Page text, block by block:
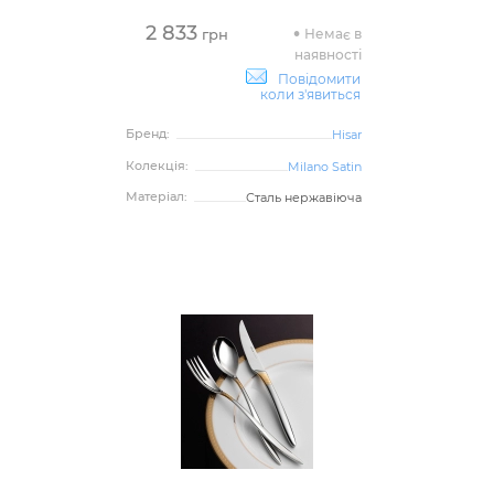
2 833грн
Немає в
наявності
Повідомити
коли з'явиться
Бренд:
Hisar
Колекція:
Milano Satin
Матеріал:
Сталь нержавіюча